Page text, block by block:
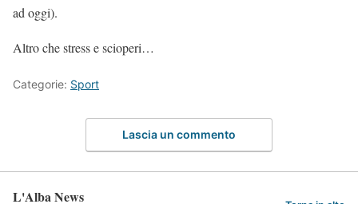
ad oggi).
Altro che stress e scioperi…
Categorie: Sport
Lascia un commento
L'Alba News